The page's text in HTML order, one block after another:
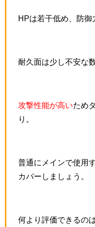
HPは若干低め、防御
耐久面は少し不安な数
攻撃性能が高いため
り。
普通にメインで使用
カバーしましょう。
何より評価できるの